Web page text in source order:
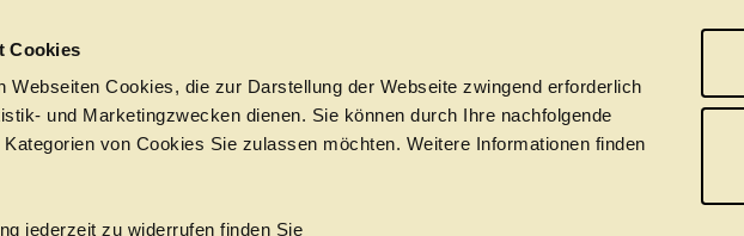
Cookies
Webseiten Cookies, die zur Darstellung der Webseite zwingend erforderlich
und Marketingzwecken dienen. Sie können durch Ihre nachfolgende
von Cookies Sie zulassen möchten. Weitere Informationen finden
jederzeit zu widerrufen finden Sie
Termine